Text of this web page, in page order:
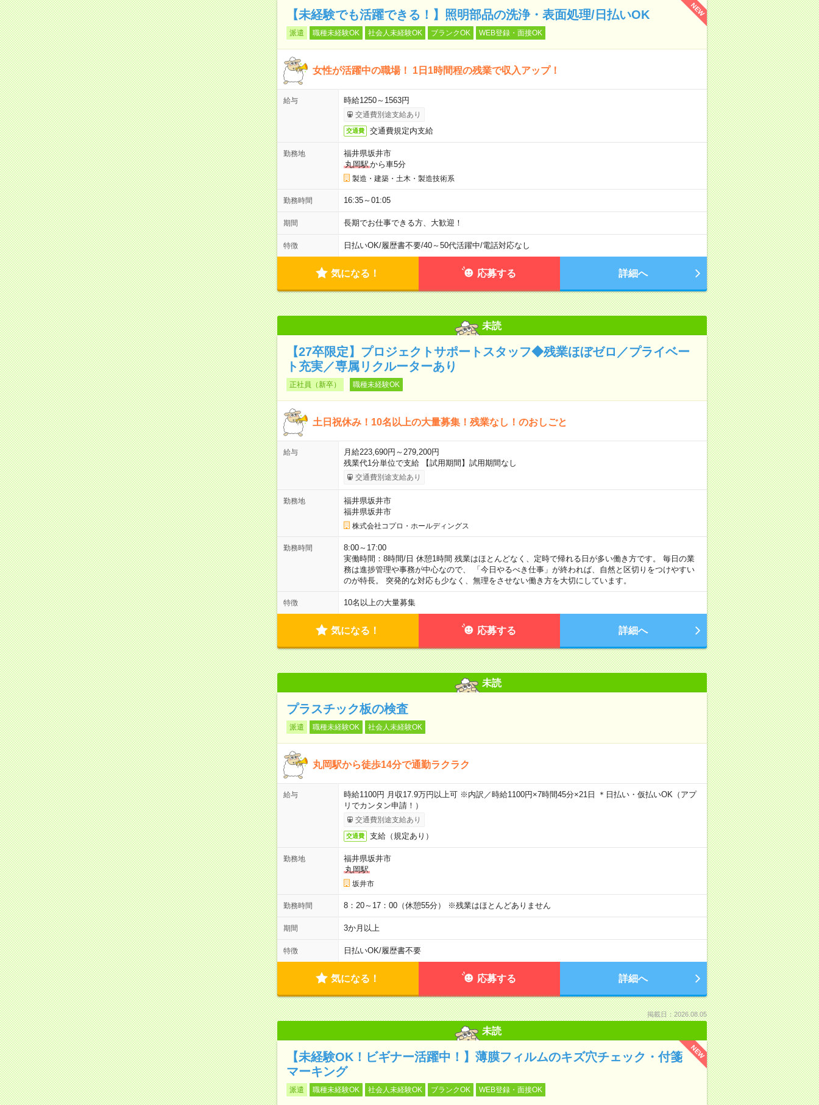
NEW
【未経験でも活躍できる！】照明部品の洗浄・表面処理/日払いOK
派遣 職種未経験OK 社会人未経験OK ブランクOK WEB登録・面接OK
女性が活躍中の職場！ 1日1時間程の残業で収入アップ！
給与 時給1250～1563円
交通費別途支給あり
交通費 交通費規定内支給
勤務地
福井県坂井市
丸岡駅から車5分
製造・建築・土木・製造技術系
勤務時間 16:35～01:05
期間 長期でお仕事できる方、大歓迎！
特徴 日払いOK/履歴書不要/40～50代活躍中/電話対応なし
気になる！ 応募する 詳細へ
未読
【27卒限定】プロジェクトサポートスタッフ◆残業ほぼゼロ／プライベー
ト充実／専属リクルーターあり
正社員（新卒） 職種未経験OK
土日祝休み！10名以上の大量募集！残業なし！のおしごと
給与
月給223,690円～279,200円
残業代1分単位で支給 【試用期間】試用期間なし
交通費別途支給あり
勤務地
福井県坂井市
福井県坂井市
株式会社コプロ・ホールディングス
勤務時間
8:00～17:00
実働時間：8時間/日 休憩1時間 残業はほとんどなく、定時で帰れる日が多い働き方です。 毎日の業
務は進捗管理や事務が中心なので、 「今日やるべき仕事」が終われば、自然と区切りをつけやすい
のが特長。 突発的な対応も少なく、無理をさせない働き方を大切にしています。
特徴 10名以上の大量募集
気になる！ 応募する 詳細へ
未読
プラスチック板の検査
派遣 職種未経験OK 社会人未経験OK
丸岡駅から徒歩14分で通勤ラクラク
給与
時給1100円 月収17.9万円以上可 ※内訳／時給1100円×7時間45分×21日 ＊日払い・仮払いOK（アプ
リでカンタン申請！）
交通費別途支給あり
交通費 支給（規定あり）
勤務地
福井県坂井市
丸岡駅
坂井市
勤務時間 8：20～17：00（休憩55分） ※残業はほとんどありません
期間 3か月以上
特徴 日払いOK/履歴書不要
気になる！ 応募する 詳細へ
掲載日：2026.08.05
未読
NEW
【未経験OK！ビギナー活躍中！】薄膜フィルムのキズ穴チェック・付箋
マーキング
派遣 職種未経験OK 社会人未経験OK ブランクOK WEB登録・面接OK